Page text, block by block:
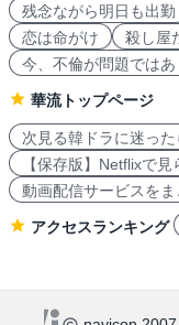
残念ながら明日も出勤
恋は命がけ
殺し屋
今、不倫が問題ではあ
華流トップページ
次見る韓ドラに迷っ
【保存版】Netflixで
動画配信サービスを
アクセスランキング